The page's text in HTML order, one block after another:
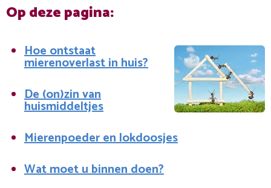
Op deze pagina:
Hoe ontstaat
mierenoverlast in huis?
De (on)zin van
huismiddeltjes
Mierenpoeder en lokdoosjes
Wat moet u binnen doen?